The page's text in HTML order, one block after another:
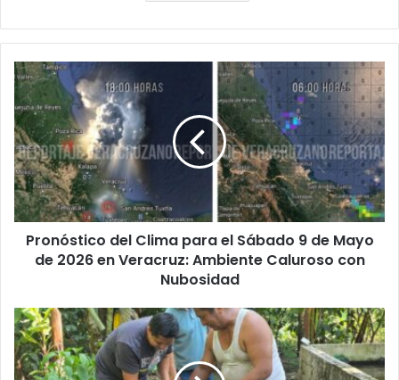
Pronóstico
del
Clima
para
el
Sábado
9
de
Mayo
de
2026
Ambiente
Caluroso
con
Nubosidad
Pronóstico del Clima para el Sábado 9 de Mayo
de 2026 en Veracruz: Ambiente Caluroso con
Nubosidad
Fortín
apuesta
por
el